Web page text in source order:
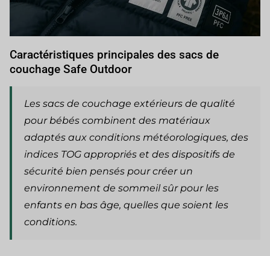
Caractéristiques principales des sacs de
couchage Safe Outdoor
Les sacs de couchage extérieurs de qualité
pour bébés combinent des matériaux
adaptés aux conditions météorologiques, des
indices TOG appropriés et des dispositifs de
sécurité bien pensés pour créer un
environnement de sommeil sûr pour les
enfants en bas âge, quelles que soient les
conditions.